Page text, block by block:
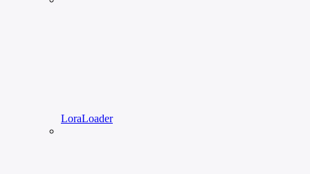
LoraLoader